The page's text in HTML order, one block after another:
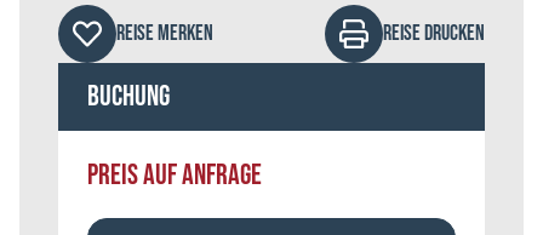
REISE MERKEN REISE DRUCKEN
Buchung
PREIS AUF ANFRAGE